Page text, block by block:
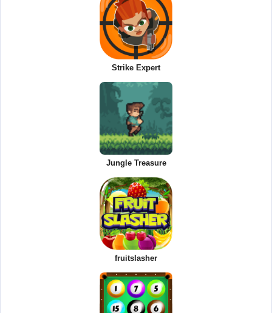
Strike Expert
Jungle Treasure
fruitslasher